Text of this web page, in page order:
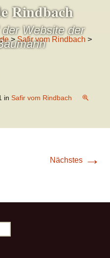
Rindbach
Website dernach:
>Safir vom Rindbach >
in Safir vom Rindbach
Nächstes →